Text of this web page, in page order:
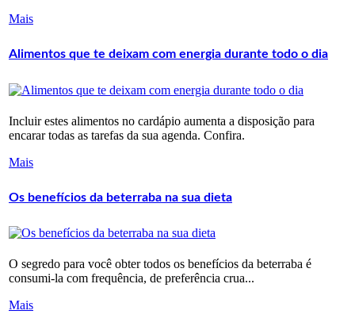
Mais
Alimentos que te deixam com energia durante todo o dia
Incluir estes alimentos no cardápio aumenta a disposição para
encarar todas as tarefas da sua agenda. Confira.
Mais
Os benefícios da beterraba na sua dieta
O segredo para você obter todos os benefícios da beterraba é
consumi-la com frequência, de preferência crua...
Mais